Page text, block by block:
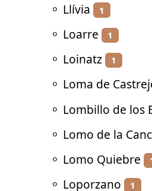
⚬ Llívia 1
⚬ Loarre 1
⚬ Loinatz 1
⚬ Loma de
⚬ Lombillo de los
⚬ Lomo de la
⚬ Lomo Quiebre
⚬ Loporzano 1